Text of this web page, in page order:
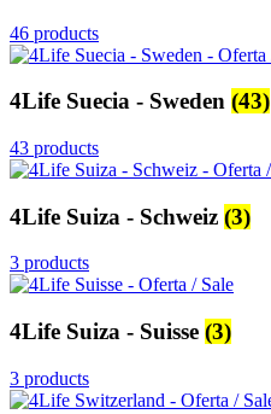
46 products
4Life Suecia - Sweden (43)
43 products
4Life Suiza - Schweiz (3)
3 products
4Life Suiza - Suisse (3)
3 products